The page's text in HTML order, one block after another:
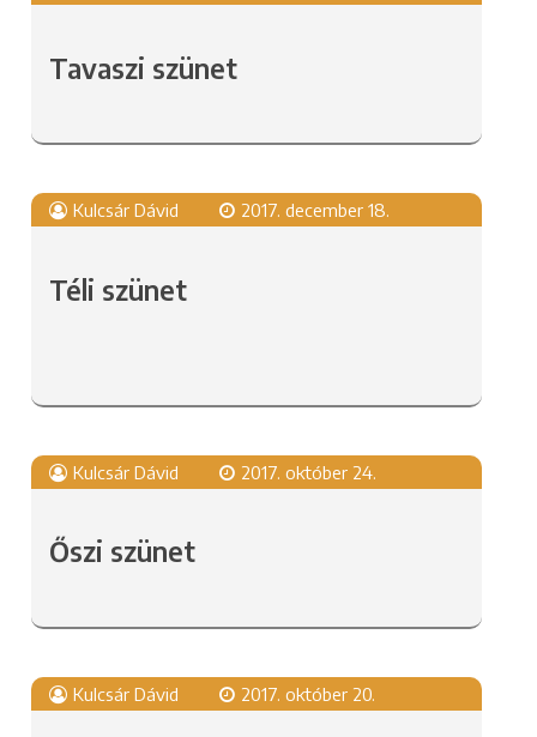
Tavaszi szünet
Kulcsár Dávid 2017. december 18.
Téli szünet
Kulcsár Dávid 2017. október 24.
Őszi szünet
Kulcsár Dávid 2017. október 20.